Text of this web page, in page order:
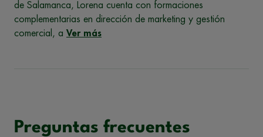
de Salamanca, Lorena cuenta con formaciones
complementarias en dirección de marketing y gestión
comercial, a Ver más
Preguntas frecuentes